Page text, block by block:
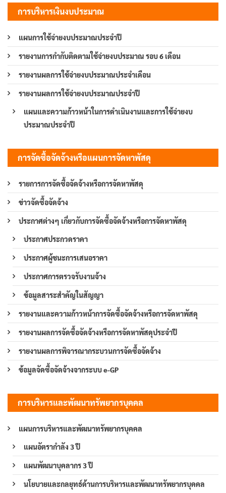
การบริหารเงินงบประมาณ
แผนการใช้จ่ายงบประมาณประจำปี
รายงานการกำกับติดตามใช้จ่ายงบประมาณ รอบ 6 เดือน
รายงานผลการใช้จ่ายงบประมาณประจำเดือน
รายงานผลการใช้จ่ายงบประมาณประจำปี
แผนและความก้าวหน้าในการดำเนินงานและการใช้จ่ายงบ
ประมาณประจำปี
การจัดซื้อจัดจ้างหรือแผนการจัดหาพัสดุ
รายการการจัดซื้อจัดจ้างหรือการจัดหาพัสดุ
ข่าวจัดซื้อจัดจ้าง
ประกาศต่างๆ เกี่ยวกับการจัดซื้อจัดจ้างหรือการจัดหาพัสดุ
ประกาศประกวดราคา
ประกาศผู้ชนะการเสนอราคา
ประกาศการตรวจรับงานจ้าง
ข้อมูลสาระสำคัญในสัญญา
รายงานและความก้าวหน้าการจัดซื้อจัดจ้างหรือการจัดหาพัสดุ
รายงานผลการจัดซื้อจัดจ้างหรือการจัดหาพัสดุประจำปี
รายงานผลการพิจารณากระบวนการจัดซื้อจัดจ้าง
ข้อมูลจัดซื้อจัดจ้างจากระบบ e-GP
การบริหารและพัฒนาทรัพยากรบุคคล
แผนการบริหารและพัฒนาทรัพยากรบุคคล
แผนอัตรากำลัง 3 ปี
แผนพัฒนาบุคลากร 3 ปี
นโยบายและกลยุทธ์ด้านการบริหารและพัฒนาทรัพยากรบุคคล